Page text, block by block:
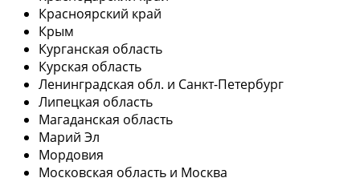
Красноярский край
Крым
Курганская область
Курская область
Ленинградская обл. и Санкт-Петербург
Липецкая область
Магаданская область
Марий Эл
Мордовия
Московская область и Москва